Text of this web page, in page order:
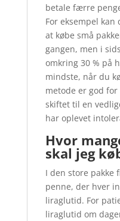
betale færre
For eksempel
at købe små
gangen, men i
omkring 30 % på
mindste, når du
metode er god
skiftet til en
har oplevet
Hvor
skal jeg
I den store
penne, der hver
liraglutid. For
liraglutid om